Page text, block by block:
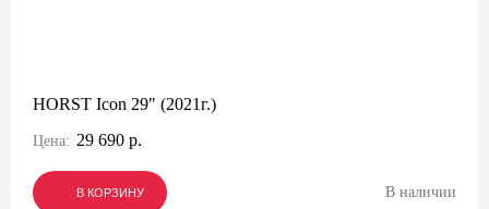
HORST Icon 29" (2021г.)
Цена: 29 690 р.
В КОРЗИНУ
В КОРЗИНУ
В КОРЗИНУ В наличии